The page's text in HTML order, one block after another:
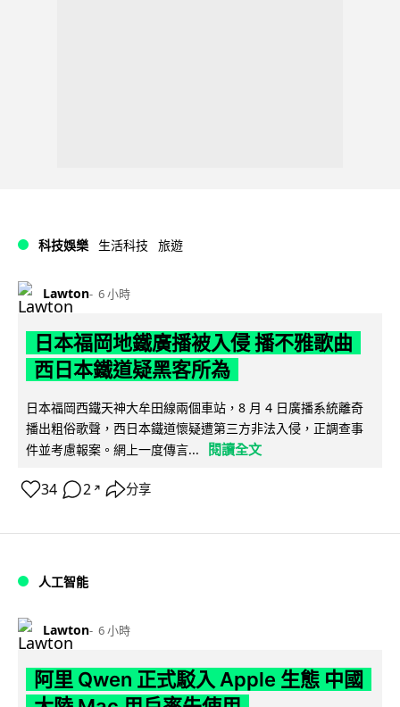
科技娛樂 生活科技 旅遊
Lawton 6 小時
日本福岡地鐵廣播被入侵 播不雅歌曲
西日本鐵道疑黑客所為
日本福岡西鐵天神大牟田線兩個車站，8 月 4 日廣播系統離奇
播出粗俗歌聲，西日本鐵道懷疑遭第三方非法入侵，正調查事
件並考慮報案。網上一度傳言...
閱讀全文
34 2 ↗ 分享
人工智能
Lawton 6 小時
阿里 Qwen 正式駁入 Apple 生態 中國